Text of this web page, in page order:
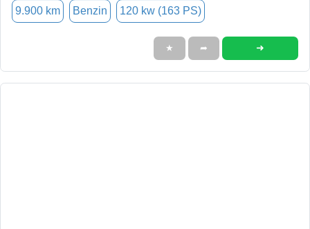
9.900 km Benzin 120 kw (163 PS)
★ ➦ ➜